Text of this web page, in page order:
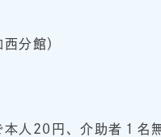
分館）
人20円、介助者１名